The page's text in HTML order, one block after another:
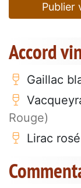
Publier
Accord
Gaillac
Rouge)
Lirac rosé